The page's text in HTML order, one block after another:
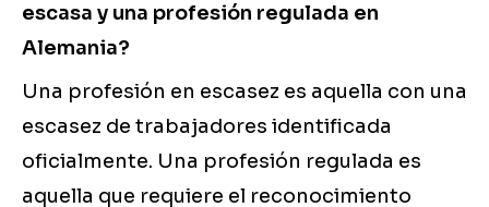
escasa y una profesión regulada en
Alemania?
Una profesión en escasez es aquella con una
escasez de trabajadores identificada
oficialmente. Una profesión regulada es
aquella que requiere el reconocimiento